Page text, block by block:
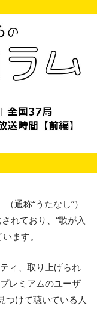
通称“うたなし”）
れており、“歌が入
ます。
ィ、取り上げられ
レミアムのユーザ
つけて聴いている人